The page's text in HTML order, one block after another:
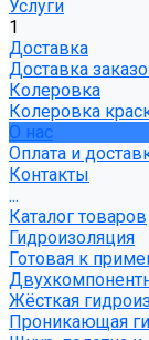
Услуги
1
Доставка
Доставка
Колеровка
Колеровка
О нас
Оплата и
Контакты
...
Каталог товаров
Гидроизоляция
Готовая к
Жёсткая
Проникающая